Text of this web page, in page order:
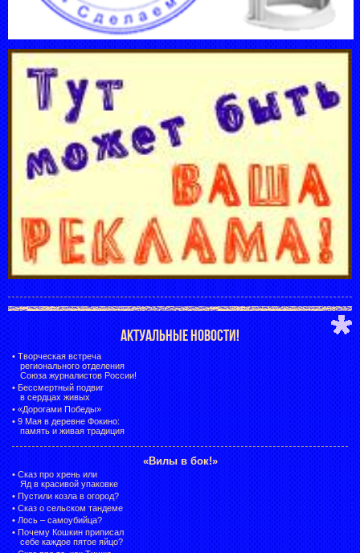
АКТУАЛЬНЫЕ НОВОСТИ!
• Творческая встреча
регионального отделения
Союза журналистов России!
• Бессмертный подвиг
в сердцах живых
• «Дорогами Победы»
• 9 Мая в деревне Фокино:
память и живая традиция
«Вилы в бок!»
• Сказ про хрень или
Яд в красивой упаковке
• Пустили козла в огород?
• Сказ о сельском тандеме
• Лось – самоубийца?
• Почему Кошкин приписал
себе каждое пятое яйцо?